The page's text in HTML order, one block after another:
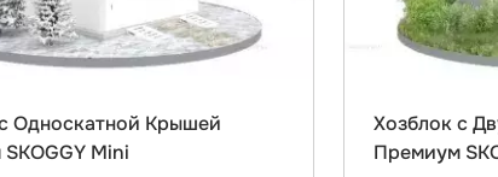
Односкатной Крышей
Mini
Хозблок с
Премиум